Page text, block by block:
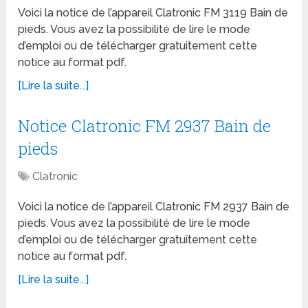
Voici la notice de l’appareil Clatronic FM 3119 Bain de
pieds. Vous avez la possibilité de lire le mode
d’emploi ou de télécharger gratuitement cette
notice au format pdf.
[Lire la suite...]
Notice Clatronic FM 2937 Bain de
pieds
Clatronic
Voici la notice de l’appareil Clatronic FM 2937 Bain de
pieds. Vous avez la possibilité de lire le mode
d’emploi ou de télécharger gratuitement cette
notice au format pdf.
[Lire la suite...]